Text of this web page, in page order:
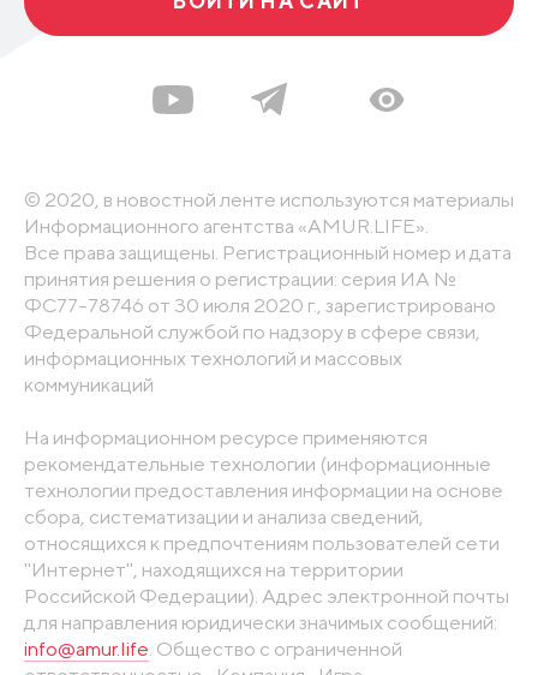
© 2020, в новостной ленте используются материалы
Информационного агентства «AMUR.LIFE».
Все права защищены. Регистрационный номер и дата
принятия решения о регистрации: серия ИА №
ФС77-78746 от 30 июля 2020 г., зарегистрировано
Федеральной службой по надзору в сфере связи,
информационных технологий и массовых
коммуникаций
На информационном ресурсе применяются
рекомендательные технологии (информационные
технологии предоставления информации на основе
сбора, систематизации и анализа сведений,
относящихся к предпочтениям пользователей сети
"Интернет", находящихся на территории
Российской Федерации). Адрес электронной почты
для направления юридически значимых сообщений:
info@amur.life . Общество с ограниченной